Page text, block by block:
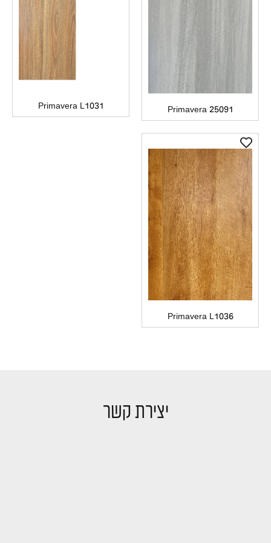
Primavera 25091
Primavera L1031
Primavera L1036
יצירת קשר